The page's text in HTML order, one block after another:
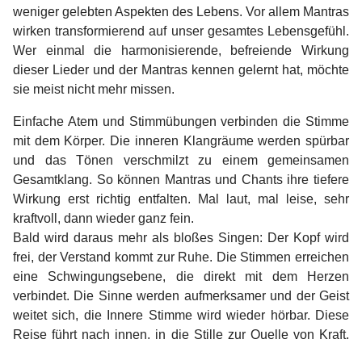
weniger gelebten Aspekten des Lebens. Vor allem Mantras
wirken transformierend auf unser gesamtes Lebensgefühl.
Wer einmal die harmonisierende, befreiende Wirkung
dieser Lieder und der Mantras kennen gelernt hat, möchte
sie meist nicht mehr missen.
Einfache Atem und Stimmübungen verbinden die Stimme
mit dem Körper. Die inneren Klangräume werden spürbar
und das Tönen verschmilzt zu einem gemeinsamen
Gesamtklang. So können Mantras und Chants ihre tiefere
Wirkung erst richtig entfalten. Mal laut, mal leise, sehr
kraftvoll, dann wieder ganz fein.
Bald wird daraus mehr als bloßes Singen: Der Kopf wird
frei, der Verstand kommt zur Ruhe. Die Stimmen erreichen
eine Schwingungsebene, die direkt mit dem Herzen
verbindet. Die Sinne werden aufmerksamer und der Geist
weitet sich, die Innere Stimme wird wieder hörbar. Diese
Reise führt nach innen, in die Stille zur Quelle von Kraft,